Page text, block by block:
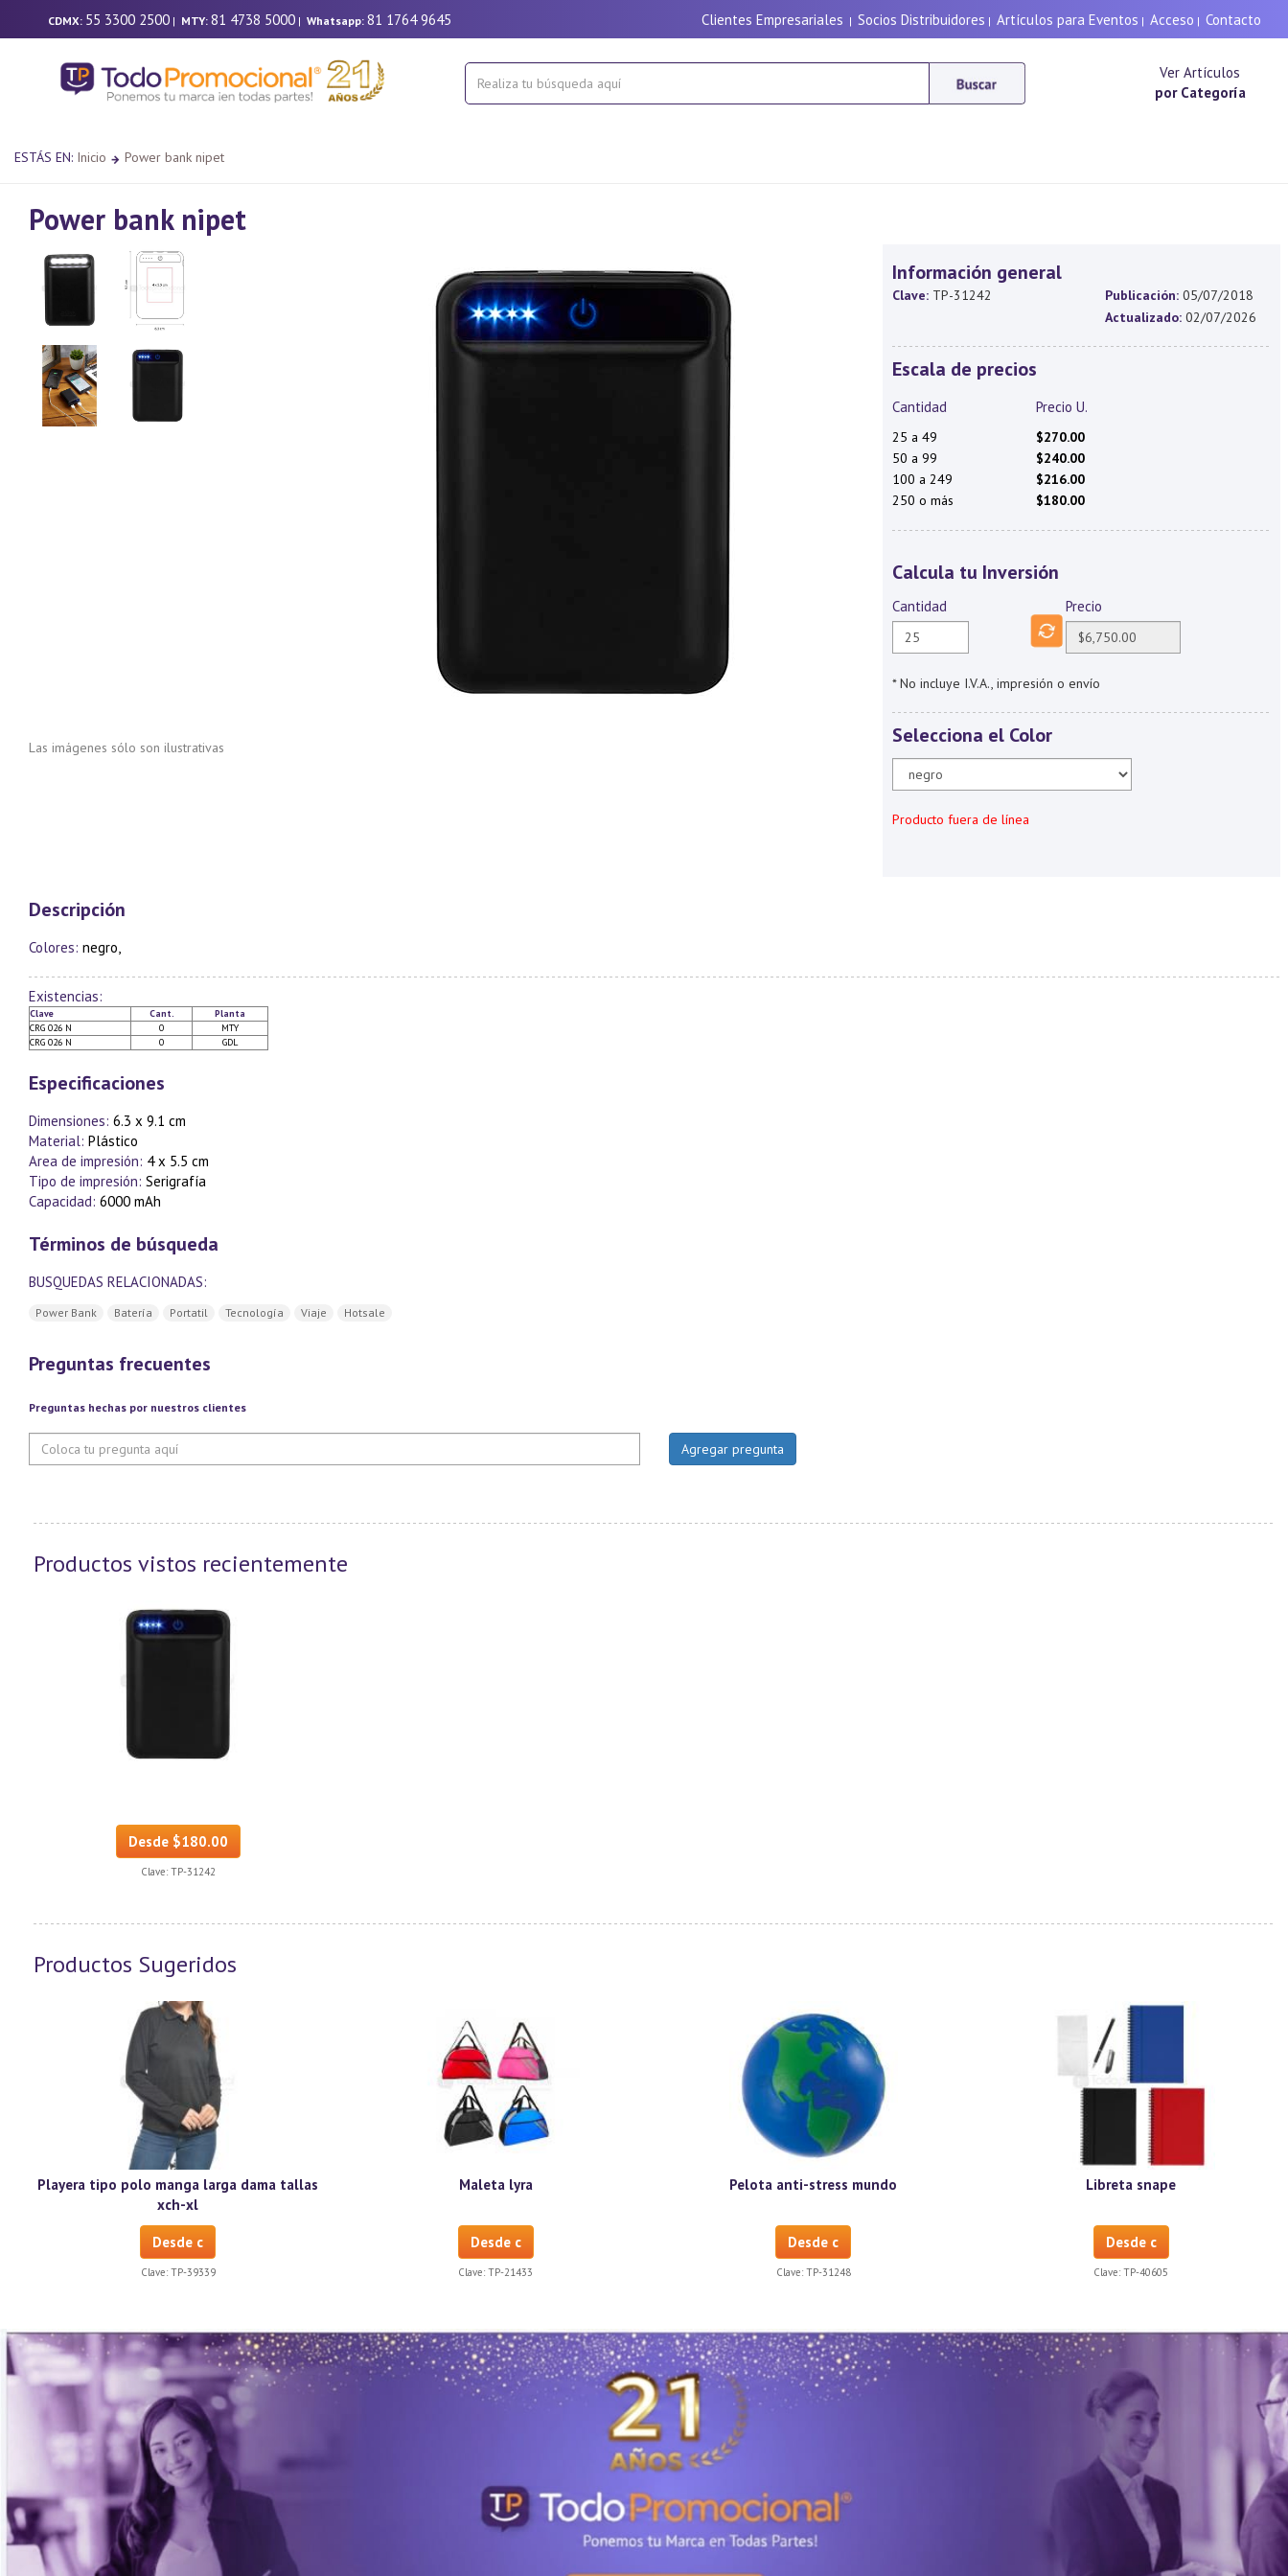
CDMX: 55 3300 2500 | MTY: 81 4738 5000 | Whatsapp: 81 1764 9645 Clientes Empresariales | Socios Distribuidores | Artículos para Eventos | Acceso | Contacto
Ver Artículos
por Categoría
ESTÁS EN: Inicio Power bank nipet
Power bank nipet
Las imágenes sólo son ilustrativas
Información general
Clave: TP-31242 Publicación: 05/07/2018
Actualizado: 02/07/2026
Escala de precios
Cantidad Precio U.
25 a 49
$270.00
50 a 99
$240.00
100 a 249
$216.00
250 o más
$180.00
Calcula tu Inversión
Cantidad Precio
* No incluye I.V.A., impresión o envío
Selecciona el Color
Producto fuera de línea
Descripción
Colores: negro,
Existencias:
Clave Cant.
Planta
CRG 026 N
0
MTY
CRG 026 N
0 GDL
Especificaciones
Dimensiones: 6.3 x 9.1 cm
Material: Plástico
Area de impresión: 4 x 5.5 cm
Tipo de impresión: Serigrafía
Capacidad: 6000 mAh
Términos de búsqueda
BUSQUEDAS RELACIONADAS:
Power Bank Batería Portatil Tecnología Viaje Hotsale
Preguntas frecuentes
Preguntas hechas por nuestros clientes
Productos vistos recientemente
Desde $180.00
Clave: TP-31242
Productos Sugeridos
Playera tipo polo manga larga dama tallas
xch-xl
Desde c
Clave: TP-39339
Maleta lyra
Desde c
Clave:TP-21433
Pelota anti-stress mundo
Desde c
Clave: TP-31248
Libreta snape
Desde c
Clave:TP-40605